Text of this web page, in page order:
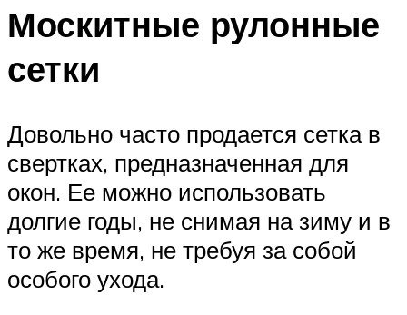
Москитные рулонные
сетки
Довольно часто продается сетка в
свертках, предназначенная для
окон. Ее можно использовать
долгие годы, не снимая на зиму и в
то же время, не требуя за собой
особого ухода.